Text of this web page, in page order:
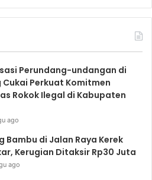
Perundang-undangan di
Cukai Perkuat Komitmen
Rokok Ilegal di Kabupaten
ago
Bambu di Jalan Raya Kerek
Kerugian Ditaksir Rp30 Juta
ago